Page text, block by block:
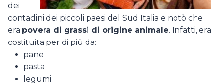
dei
contadini dei piccoli paesi del Sud Italia e notò che
era povera di grassi di origine animale. Infatti, era
costituita per di più da:
pane
pasta
legumi